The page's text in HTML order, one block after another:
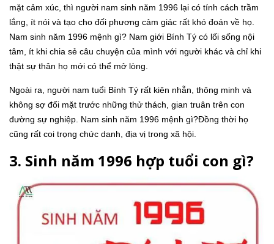
mặt cảm xúc, thì người nam sinh năm 1996 lại có tính cách trầm
lắng, ít nói và tạo cho đối phương cảm giác rất khó đoán về họ.
Nam sinh năm 1996 mệnh gì? Nam giới Bính Tý có lối sống nội
tâm, ít khi chia sẻ câu chuyện của mình với người khác và chỉ khi
thật sự thân họ mới có thể mở lòng.
Ngoài ra, người nam tuổi Bính Tý rất kiên nhẫn, thông minh và
không sợ đối mặt trước những thử thách, gian truân trên con
đường sự nghiệp. Nam sinh năm 1996 mệnh gì?Đồng thời họ
cũng rất coi trọng chức danh, địa vị trong xã hội.
3. Sinh năm 1996 hợp tuổi con gì?